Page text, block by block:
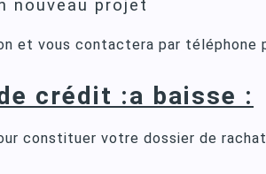
nouveau projet
et vous contactera par téléphone
crédit :a baisse :
constituer votre dossier de